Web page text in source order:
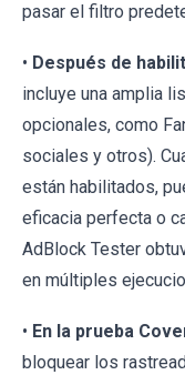
pasar el filtro
• Después de
incluye una amplia
opcionales, como
sociales y otros).
están habilitados,
eficacia perfecta o
AdBlock Tester
en múltiples
• En la prueba
bloquear los